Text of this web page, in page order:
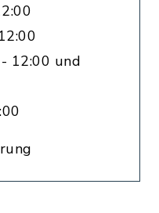
12:00 und